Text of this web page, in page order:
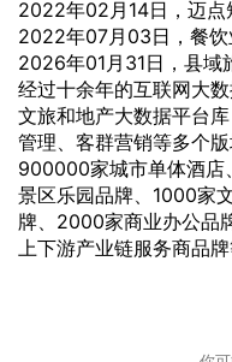
2022年02月14日，迈点
2022年07月03日，餐饮
2026年01月31日，县域
经过十余年的互联网大
文旅和地产大数据平台
管理、客群营销等多个
900000家城市单体酒
景区乐园品牌、1000家
牌、2000家商业办公品
上下游产业链服务商品